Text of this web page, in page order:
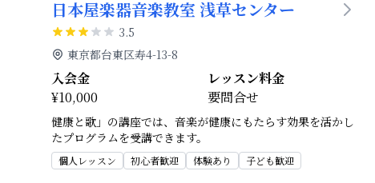
日本屋楽器音楽教室 浅草センター
3.5
東京都台東区寿4-13-8
入会金
¥10,000
レッスン料金
要問合せ
健康と歌」の講座では、音楽が健康にもたらす効果を活かし
たプログラムを受講できます。
個人レッスン 初心者歓迎 体験あり 子ども歓迎